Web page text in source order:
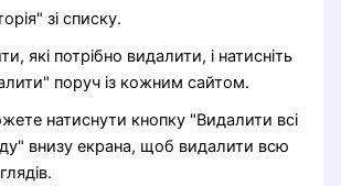
зі списку.
які потрібно видалити, і натисніть
поруч із кожним сайтом.
натиснути кнопку "Видалити всі
внизу екрана, щоб видалити всю